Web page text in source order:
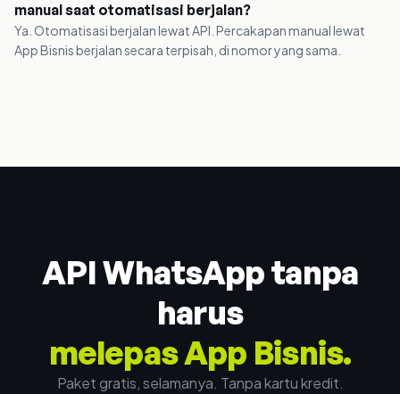
manual saat otomatisasi berjalan?
Ya. Otomatisasi berjalan lewat API. Percakapan manual lewat
App Bisnis berjalan secara terpisah, di nomor yang sama.
API WhatsApp tanpa
harus
melepas App Bisnis.
Paket gratis, selamanya. Tanpa kartu kredit.